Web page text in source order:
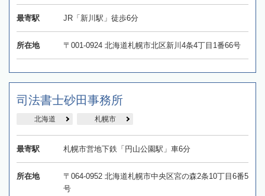
最寄駅 JR「新川駅」徒歩6分
所在地 〒001-0924 北海道札幌市北区新川4条4丁目1番66号
司法書士砂田事務所
北海道 札幌市
最寄駅 札幌市営地下鉄「円山公園駅」車6分
所在地
〒064-0952 北海道札幌市中央区宮の森2条10丁目6番5
号